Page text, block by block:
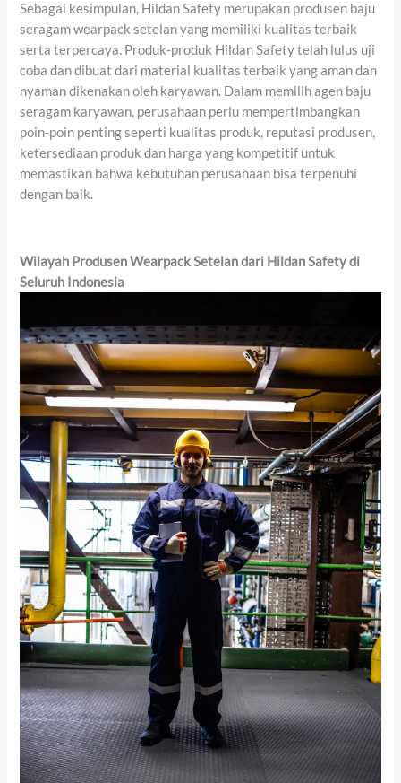
Sebagai kesimpulan, Hildan Safety merupakan produsen baju
seragam wearpack setelan yang memiliki kualitas terbaik
serta terpercaya. Produk-produk Hildan Safety telah lulus uji
coba dan dibuat dari material kualitas terbaik yang aman dan
nyaman dikenakan oleh karyawan. Dalam memilih agen baju
seragam karyawan, perusahaan perlu mempertimbangkan
poin-poin penting seperti kualitas produk, reputasi produsen,
ketersediaan produk dan harga yang kompetitif untuk
memastikan bahwa kebutuhan perusahaan bisa terpenuhi
dengan baik.
Wilayah Produsen Wearpack Setelan dari Hildan Safety di
Seluruh Indonesia